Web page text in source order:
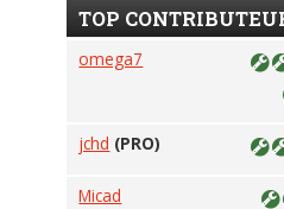
TOP
omega7
jchd (PRO)
Micad